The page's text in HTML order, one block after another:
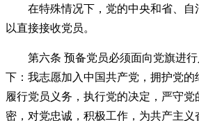
在特殊情况下，党的中央和省、
以直接接收党员。
第六条 预备党员必须面向党旗进
下：我志愿加入中国共产党，拥护党的
履行党员义务，执行党的决定，严守
密，对党忠诚，积极工作，为共产主